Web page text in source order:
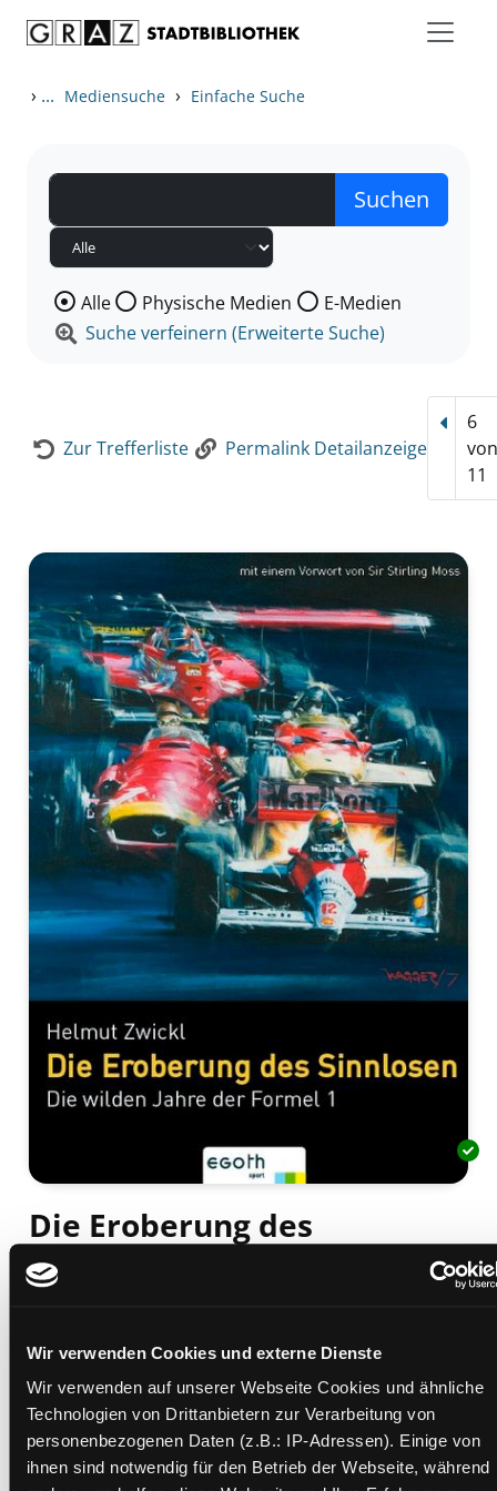
Wir verwenden Cookies und externe Dienste
Wir verwenden auf unserer Webseite Cookies und ähnliche
Technologien von Drittanbietern zur Verarbeitung von
personenbezogenen Daten (z.B.: IP-Adressen). Einige von
ihnen sind notwendig für den Betrieb der Webseite, während
› ... Mediensuche › Einfache Suche
Wählen Sie die Medienart nach der Sie suchen wollen.
Alle Physische Medien
E-Medien
Suche verfeinern (Erweiterte Suche)
Zur Trefferliste Permalink Detailanzeige
6
11
Die Eroberung des
Sinnlosen
Verfasser:Suche nach diesem Verfasser
Zwickl, Helmut
Beschreibung ein-/ausblenden
Mehr Informationen ein-/ausblenden